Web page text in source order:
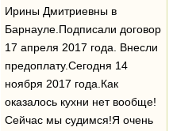
Ирины Дмитриевны в
Барнауле.Подписали договор
17 апреля 2017 года. Внесли
предоплату.Сегодня 14
ноября 2017 года.Как
оказалось кухни нет вообще!
Сейчас мы судимся!Я очень